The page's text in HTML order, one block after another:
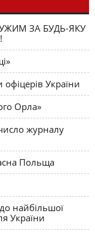
ЗА БУДЬ-ЯКУ
України
Орла»
журналу
Польща
найбільшої
України